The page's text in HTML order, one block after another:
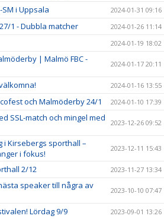
i Uppsala 2024-01-31 09:16
1 - Dubbla matcher 2024-01-26 11:14
2024-01-19 18:02
| Malmö FBC -
2024-01-17 20:11
2024-01-16 13:55
och Malmöderby 24/1 2024-01-10 17:39
SSL-match och mingel med
2023-12-26 09:52
Kirsebergs sporthall –
i fokus!
2023-12-11 15:43
2/12 2023-11-27 13:34
speaker till några av
2023-10-10 07:47
Lördag 9/9 2023-09-01 13:26